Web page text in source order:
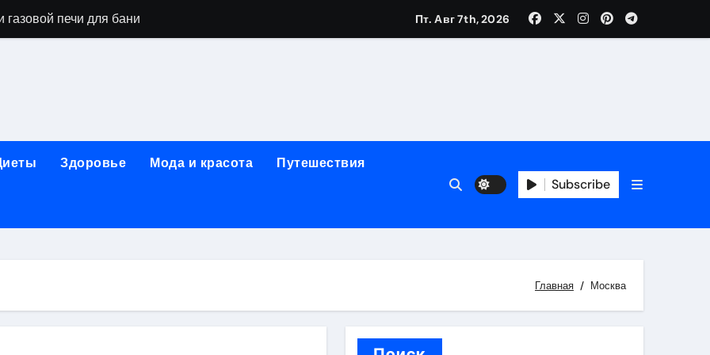
печи для бани
применения GPU-серверов
обучения и актуальные профессиональные ориентиры
реабилитации при алкогольной зависимости: персональный подход и лицензированные врачи
принципы, показания и этапы установки импланта за один день
Пт. Авг 7th, 2026
Здоровье Мода и красота Путешествия
Subscribe
Главная Москва